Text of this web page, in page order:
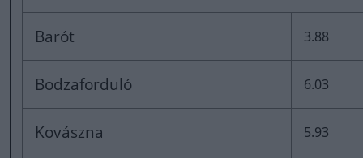
Barót 3.88
Bodzaforduló 6.03
Kovászna 5.93